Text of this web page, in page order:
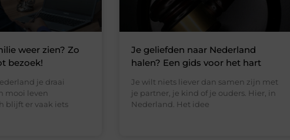
weer zien? Zo
bezoek!
je draai
mooi leven
blijft er vaak iets
Je geliefden naar Nederland
halen? Een gids voor het hart
Je wilt niets liever dan samen zijn met
je partner, je kind of je ouders. Hier, in
Nederland. Het idee